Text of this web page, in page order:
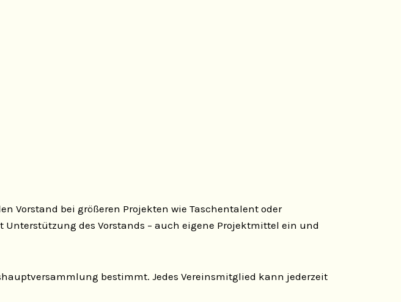
Vorstand bei größeren Projekten wie Taschentalent oder
des Vorstands – auch eigene Projektmittel ein und
bestimmt. Jedes Vereinsmitglied kann jederzeit